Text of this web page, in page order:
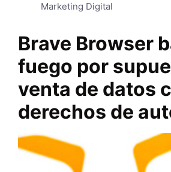
Marketing Digital
Brave Browser
fuego por
venta de datos
derechos de